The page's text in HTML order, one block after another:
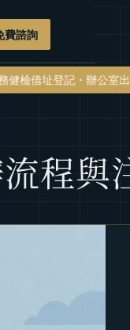
費諮詢
辦公室出租・短期套房
程與